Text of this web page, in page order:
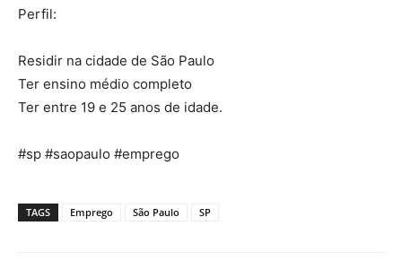
Perfil:
Residir na cidade de São Paulo
Ter ensino médio completo
Ter entre 19 e 25 anos de idade.
#sp #saopaulo #emprego
TAGS Emprego São Paulo SP